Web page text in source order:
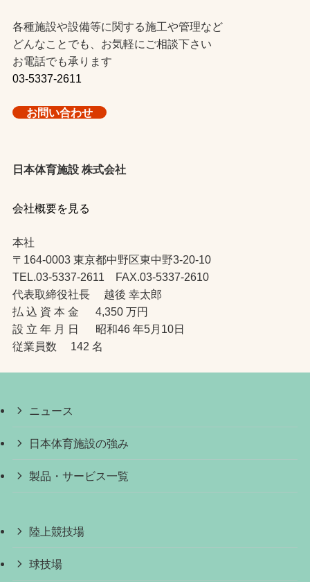
各種施設や設備等に関する施工や管理など
どんなことでも、お気軽にご相談下さい
お電話でも承ります
03-5337-2611
お問い合わせ
日本体育施設 株式会社
会社概要を見る
本社
〒164-0003 東京都中野区東中野3-20-10
TEL.03-5337-2611 FAX.03-5337-2610
代表取締役社長 越後 幸太郎
払 込 資 本 金 4,350 万円
設 立 年 月 日 昭和46 年5月10日
従業員数 142 名
ニュース
日本体育施設の強み
製品・サービス一覧
陸上競技場
球技場